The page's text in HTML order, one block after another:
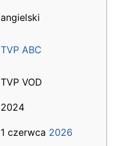
angielski
TVP ABC
TVP VOD
2024
1 czerwca 2026